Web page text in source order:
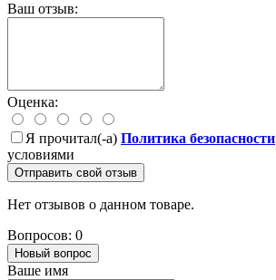
Ваш отзыв:
Оценка:
Я прочитал(-а) Политика безопасности
условиями
Отправить свой отзыв
Нет отзывов о данном товаре.
Вопросов: 0
Новый вопрос
Ваше имя